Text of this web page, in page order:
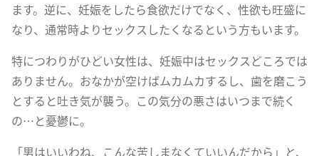
ます。逆に、妊娠をしたら食欲だけでなく、性欲も旺盛に
なり、通常時よりセックスしたくなるという方もいます。
特につわりがひどい女性は、妊娠中はセックスどころでは
ありません。おなかが空けばムカムカするし、歯を磨こう
とすると吐き気が襲う。この気分の悪さはいつまで続く
の…と憂鬱に。
「男はいいわね、こんな苦しまなくていいんだから」と、